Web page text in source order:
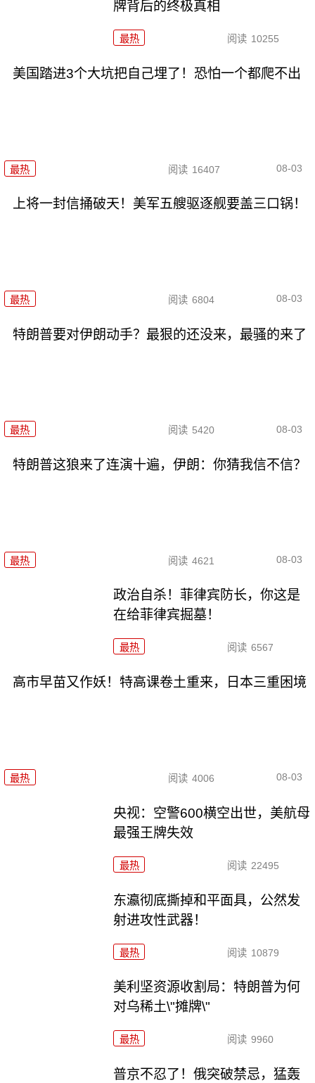
牌背后的终极真相
最热 阅读 10255
美国踏进3个大坑把自己埋了！恐怕一个都爬不出
最热 阅读 16407 08-03
上将一封信捅破天！美军五艘驱逐舰要盖三口锅！
最热 阅读 6804 08-03
特朗普要对伊朗动手？最狠的还没来，最骚的来了
最热 阅读 5420 08-03
特朗普这狼来了连演十遍，伊朗：你猜我信不信？
最热 阅读 4621 08-03
政治自杀！菲律宾防长，你这是
在给菲律宾掘墓！
最热 阅读 6567
高市早苗又作妖！特高课卷土重来，日本三重困境
最热 阅读 4006 08-03
央视：空警600横空出世，美航母
最强王牌失效
最热 阅读 22495
东瀛彻底撕掉和平面具，公然发
射进攻性武器！
最热 阅读 10879
美利坚资源收割局：特朗普为何
对乌稀土\"摊牌\"
最热 阅读 9960
普京不忍了！俄突破禁忌，猛轰